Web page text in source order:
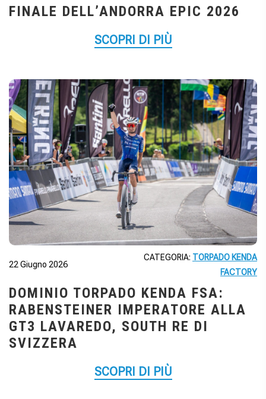
FINALE DELL’ANDORRA EPIC 2026
SCOPRI DI PIÙ
22 Giugno 2026
CATEGORIA: TORPADO KENDA
FACTORY
DOMINIO TORPADO KENDA FSA:
RABENSTEINER IMPERATORE ALLA
GT3 LAVAREDO, SOUTH RE DI
SVIZZERA
SCOPRI DI PIÙ